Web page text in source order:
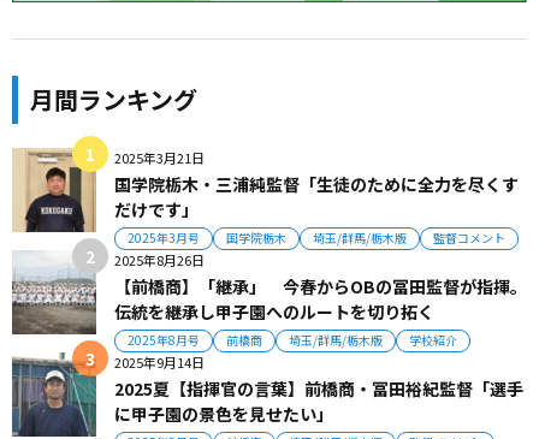
月間ランキング
2025年3月21日
国学院栃木・三浦純監督「生徒のために全力を尽くす
だけです」
2025年3月号 国学院栃木 埼玉/群馬/栃木版 監督コメント
2025年8月26日
【前橋商】「継承」 今春からOBの冨田監督が指揮。
伝統を継承し甲子園へのルートを切り拓く
2025年8月号 前橋商 埼玉/群馬/栃木版 学校紹介
2025年9月14日
2025夏【指揮官の言葉】前橋商・冨田裕紀監督「選手
に甲子園の景色を見せたい」